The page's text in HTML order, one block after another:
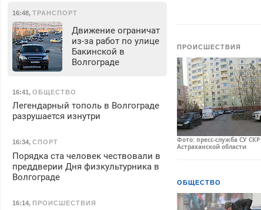
ПРОИСШЕСТВИЯ
Фото: пресс-служба СУ
Астраханской области
ОБЩЕСТВО
16:48, ТРАНСПОРТ
Движение ограничат
из-за работ по улице
Бакинской в
Волгограде
16:41, ОБЩЕСТВО
Легендарный тополь в Волгограде
разрушается изнутри
16:34, СПОРТ
Порядка ста человек чествовали в
преддверии Дня физкультурника в
Волгограде
16:14, ПРОИСШЕСТВИЯ